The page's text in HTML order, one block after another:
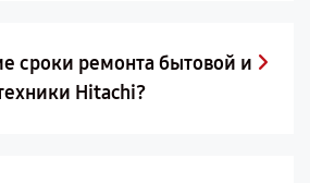
сроки ремонта бытовой и
Hitachi?